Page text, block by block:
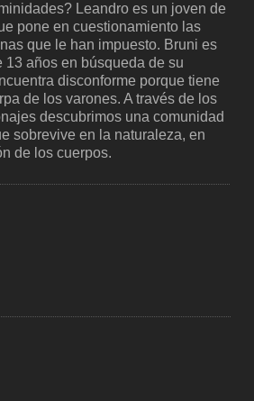
Leandro es un joven de
pone en cuestionamiento las
que le han impuesto. Bruni es
13 años en búsqueda de su
disconforme porque tiene
de los varones. A través de los
descubrimos una comunidad
sobrevive en la naturaleza, en
de los cuerpos.